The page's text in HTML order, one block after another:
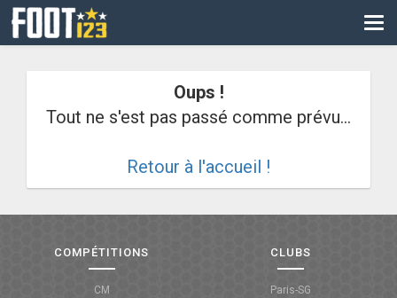
CM
Oups !
Tout ne s'est pas passé comme prévu...
Retour à l'accueil !
COMPÉTITIONS
CM
CLUBS
Paris-SG